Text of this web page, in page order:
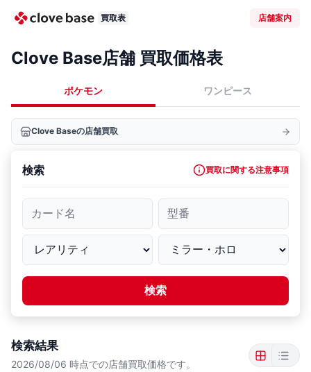
買取表 店舗案内
Clove Base店舗 買取価格表
ポケモン ワンピース
Clove Baseの店舗買取
検索 買取に関する注意事項
カード名 型番
検索
検索結果
2026/08/06 時点での店舗買取価格です。